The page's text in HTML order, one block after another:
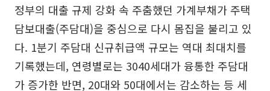
정부의 대출 규제 강화 속 주춤했던 가계부채가 주택
담보대출(주담대)을 중심으로 다시 몸집을 불리고 있
다. 1분기 주담대 신규취급액 규모는 역대 최대치를
기록했는데, 연령별로는 3040세대가 융통한 주담대
가 증가한 반면, 20대와 50대에서는 감소하는 등 세